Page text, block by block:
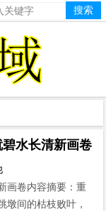
水长清新画卷
画卷内容摘要：重
墩间的枯枝败叶，